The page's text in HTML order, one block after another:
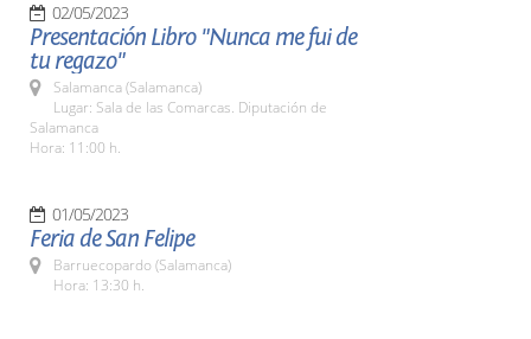
02/05/2023
Presentación Libro "Nunca me fui de
tu regazo"
Salamanca (Salamanca)
Lugar: Sala de las Comarcas. Diputación de
Salamanca
Hora: 11:00 h.
01/05/2023
Feria de San Felipe
Barruecopardo (Salamanca)
Hora: 13:30 h.